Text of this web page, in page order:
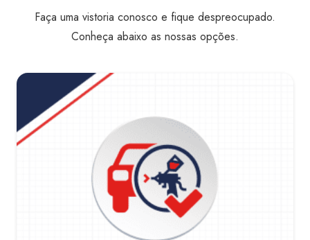
Faça uma vistoria conosco e fique despreocupado.
Conheça abaixo as nossas opções.